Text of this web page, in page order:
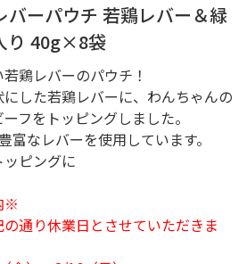
バーパウチ 若鶏レバー＆緑
り 40g×8袋
鶏レバーのパウチ！
にした若鶏レバーに、わんちゃんの
フをトッピングしました。
富なレバーを使用しています。
ッピングに
※
通り休業日とさせていただきま